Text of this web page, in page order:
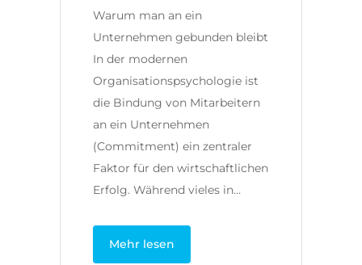
Warum man an ein
Unternehmen gebunden bleibt
In der modernen
Organisationspsychologie ist
die Bindung von Mitarbeitern
an ein Unternehmen
(Commitment) ein zentraler
Faktor für den wirtschaftlichen
Erfolg. Während vieles in…
Mehr lesen